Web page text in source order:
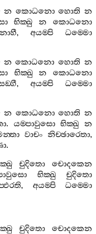
න කොධනො හොති න
භික‍්ඛු න
කොධනො
, අයම‍්පි
ධම‍්මො
න කොධනො හොති න
භික‍්ඛු න
කොධනො
,අයම‍්පි
ධම‍්මො
න කොධනො හොති න
. යම‍්පාවුසො භික‍්ඛු න
වාචං නිච‍්ඡාරෙතා,
.
චුදිතො
චොදකෙන
භික‍්ඛු
චුදිතො
, අයම‍්පි
ධම‍්මො
චුදිතො
චොදකෙන